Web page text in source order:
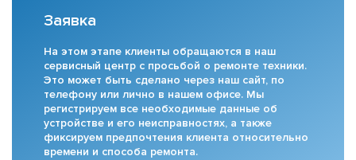
Заявка
На этом этапе клиенты обращаются в наш
сервисный центр с просьбой о ремонте техники.
Это может быть сделано через наш сайт, по
телефону или лично в нашем офисе. Мы
регистрируем все необходимые данные об
устройстве и его неисправностях, а также
фиксируем предпочтения клиента относительно
времени и способа ремонта.